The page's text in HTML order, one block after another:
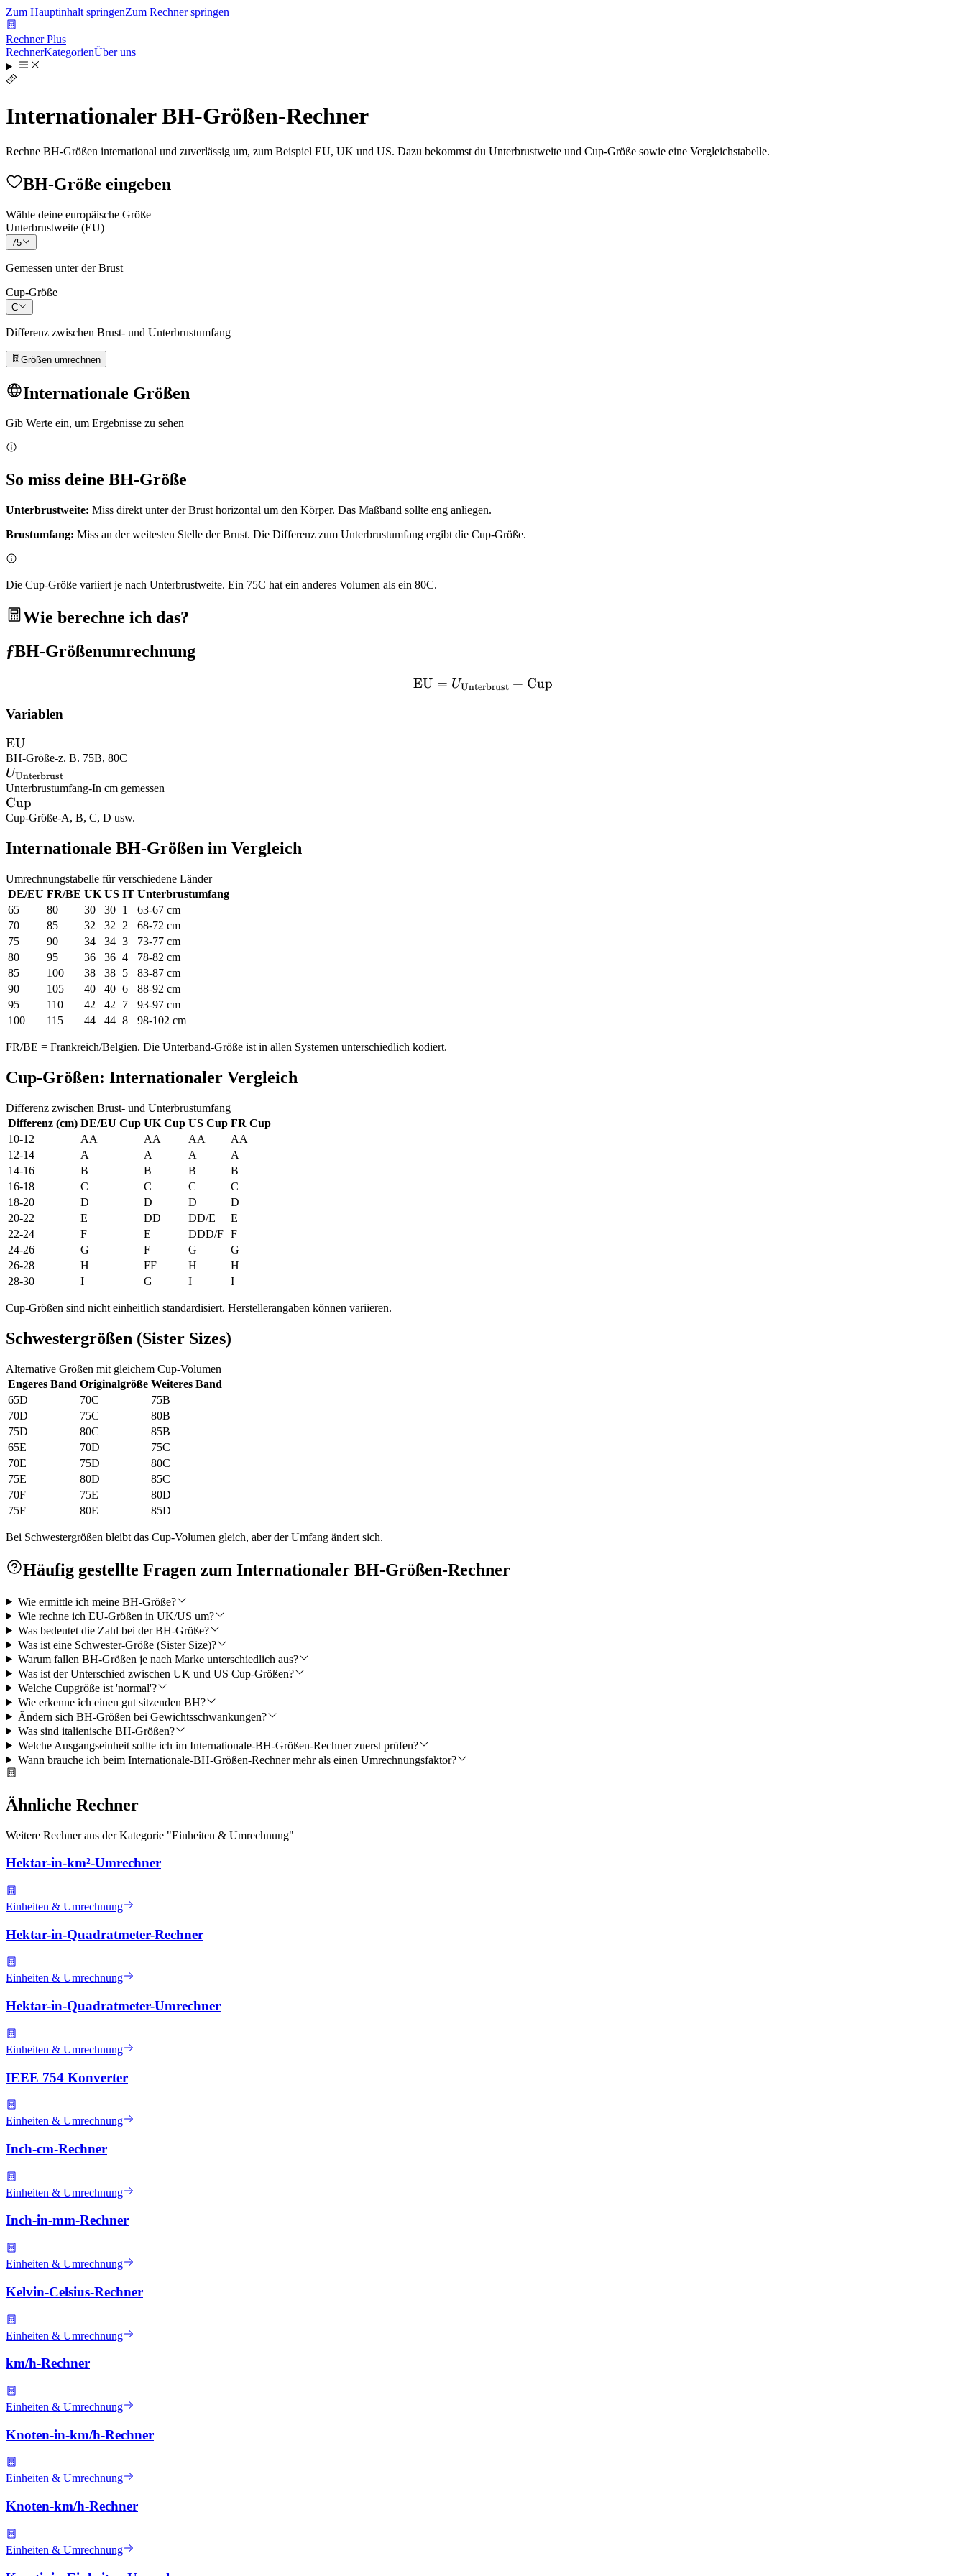
Zum Hauptinhalt springenZum Rechner springen
Rechner Plus
RechnerKategorienÜber uns
Internationaler BH-Größen-Rechner
Rechne BH-Größen international und zuverlässig um, zum Beispiel EU, UK und US. Dazu bekommst du Unterbrustweite und Cup-Größe sowie eine Vergleichstabelle.
BH-Größe eingeben
Wähle deine europäische Größe
Unterbrustweite (EU)
75
Gemessen unter der Brust
Cup-Größe
C
Differenz zwischen Brust- und Unterbrustumfang
Größen umrechnen
Internationale Größen
Gib Werte ein, um Ergebnisse zu sehen
So miss deine BH-Größe
Unterbrustweite: Miss direkt unter der Brust horizontal um den Körper. Das Maßband sollte eng anliegen.
Brustumfang: Miss an der weitesten Stelle der Brust. Die Differenz zum Unterbrustumfang ergibt die Cup-Größe.
Die Cup-Größe variiert je nach Unterbrustweite. Ein 75C hat ein anderes Volumen als ein 80C.
Wie berechne ich das?
ƒBH-Größenumrechnung
\text{EU} = U_{\text{Unterbrust}} + \text{Cup}
EU = UUnterbrust + Cup
Variablen
\text{EU}
EU
BH-Größe-z. B. 75B, 80C
U_{\text{Unterbrust}}
UUnterbrust
Unterbrustumfang-In cm gemessen
\text{Cup}
Cup
Cup-Größe-A, B, C, D usw.
Internationale BH-Größen im Vergleich
Umrechnungstabelle für verschiedene Länder
DE/EU FR/BE UK US IT Unterbrustumfang
65
80 30 30 1
63-67 cm
70
85 32 32 2
68-72 cm
75
90 34 34 3
73-77 cm
80
95 36 36 4
78-82 cm
85
100 38 38 5
83-87 cm
90
105 40 40 6
88-92 cm
95
110 42 42 7
93-97 cm
100
115 44 44 8 98-102 cm
FR/BE = Frankreich/Belgien. Die Unterband-Größe ist in allen Systemen unterschiedlich kodiert.
Cup-Größen: Internationaler Vergleich
Differenz zwischen Brust- und Unterbrustumfang
Differenz (cm) DE/EU Cup UK Cup US Cup FR Cup
10-12
AA AA AA
AA
12-14
A A A
A
14-16
B B B
B
16-18
C C C
C
18-20
D D D
D
20-22
E DD DD/E
E
22-24
F E DDD/F F
24-26
G F G
G
26-28
H FF H
H
28-30
I G I I
Cup-Größen sind nicht einheitlich standardisiert. Herstellerangaben können variieren.
Schwestergrößen (Sister Sizes)
Alternative Größen mit gleichem Cup-Volumen
Engeres Band Originalgröße Weiteres Band
65D
70C
75B
70D
75C
80B
75D
80C
85B
65E
70D
75C
70E
75D
80C
75E
80D
85C
70F
75E
80D
75F
80E 85D
Bei Schwestergrößen bleibt das Cup-Volumen gleich, aber der Umfang ändert sich.
Häufig gestellte Fragen zum Internationaler BH-Größen-Rechner
Wie ermittle ich meine BH-Größe?
Wie rechne ich EU-Größen in UK/US um?
Was bedeutet die Zahl bei der BH-Größe?
Was ist eine Schwester-Größe (Sister Size)?
Warum fallen BH-Größen je nach Marke unterschiedlich aus?
Was ist der Unterschied zwischen UK und US Cup-Größen?
Welche Cupgröße ist 'normal'?
Wie erkenne ich einen gut sitzenden BH?
Ändern sich BH-Größen bei Gewichtsschwankungen?
Was sind italienische BH-Größen?
Welche Ausgangseinheit sollte ich im Internationale-BH-Größen-Rechner zuerst prüfen?
Wann brauche ich beim Internationale-BH-Größen-Rechner mehr als einen Umrechnungsfaktor?
Ähnliche Rechner
Weitere Rechner aus der Kategorie "Einheiten & Umrechnung"
Hektar-in-km²-Umrechner
Einheiten & Umrechnung
Hektar-in-Quadratmeter-Rechner
Einheiten & Umrechnung
Hektar-in-Quadratmeter-Umrechner
Einheiten & Umrechnung
IEEE 754 Konverter
Einheiten & Umrechnung
Inch-cm-Rechner
Einheiten & Umrechnung
Inch-in-mm-Rechner
Einheiten & Umrechnung
Kelvin-Celsius-Rechner
Einheiten & Umrechnung
km/h-Rechner
Einheiten & Umrechnung
Knoten-in-km/h-Rechner
Einheiten & Umrechnung
Knoten-km/h-Rechner
Einheiten & Umrechnung